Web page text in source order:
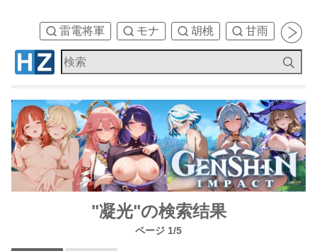
雷電将軍 モナ 胡桃 甘雨 刻
"凝光"の検索结果
ページ 1/5